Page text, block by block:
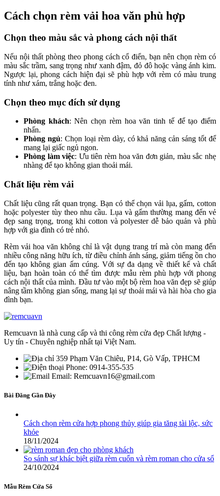
Cách chọn rèm vải hoa văn phù hợp
Chọn theo màu sắc và phong cách nội thất
Nếu nội thất phòng theo phong cách cổ điển, bạn nên chọn rèm có
màu sắc trầm, sang trọng như xanh đậm, đỏ đô hoặc vàng ánh kim.
Ngược lại, phong cách hiện đại sẽ phù hợp với rèm có màu trung
tính như xám, trắng hoặc đen.
Chọn theo mục đích sử dụng
Phòng khách: Nên chọn rèm hoa văn tinh tế để tạo điểm
nhấn.
Phòng ngủ: Chọn loại rèm dày, có khả năng cản sáng tốt để
mang lại giấc ngủ ngon.
Phòng làm việc: Ưu tiên rèm hoa văn đơn giản, màu sắc nhẹ
nhàng để tạo không gian thoải mái.
Chất liệu rèm vải
Chất liệu cũng rất quan trọng. Bạn có thể chọn vải lụa, gấm, cotton
hoặc polyester tùy theo nhu cầu. Lụa và gấm thường mang đến vẻ
đẹp sang trọng, trong khi cotton và polyester dễ bảo quản và phù
hợp với gia đình có trẻ nhỏ.
Rèm vải hoa văn không chỉ là vật dụng trang trí mà còn mang đến
nhiều công năng hữu ích, từ điều chỉnh ánh sáng, giảm tiếng ồn cho
đến tạo không gian ấm cúng. Với sự đa dạng về thiết kế và chất
liệu, bạn hoàn toàn có thể tìm được mẫu rèm phù hợp với phong
cách nội thất của mình. Đầu tư vào một bộ rèm hoa văn đẹp sẽ giúp
nâng tầm không gian sống, mang lại sự thoải mái và hài hòa cho gia
đình bạn.
Remcuavn là nhà cung cấp và thi công rèm cửa đẹp Chất lượng -
Uy tín - Chuyên nghiệp nhất tại Việt Nam.
359 Phạm Văn Chiêu, P14, Gò Vấp, TPHCM
Phone: 0914-355-535
Email: Remcuavn16@gmail.com
Bài Đăng Gần Đây
Cách chọn rèm cửa hợp phong thủy giúp gia tăng tài lộc, sức
khỏe
18/11/2024
So sánh sự khác biệt giữa rèm cuốn và rèm roman cho cửa sổ
24/10/2024
Mẫu Rèm Cửa Sổ